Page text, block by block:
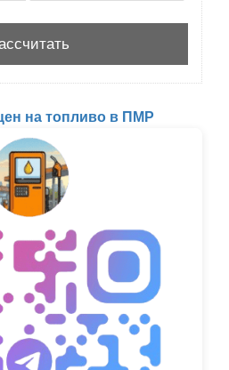
на топливо в ПМР